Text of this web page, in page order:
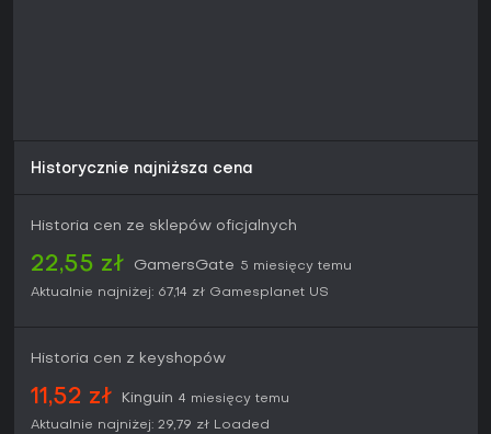
Historycznie najniższa cena
Historia cen ze sklepów oficjalnych
22,55 zł GamersGate 5 miesięcy temu
Aktualnie najniżej: 67,14 zł Gamesplanet US
Historia cen z keyshopów
11,52 zł Kinguin 4 miesięcy temu
Aktualnie najniżej: 29,79 zł Loaded